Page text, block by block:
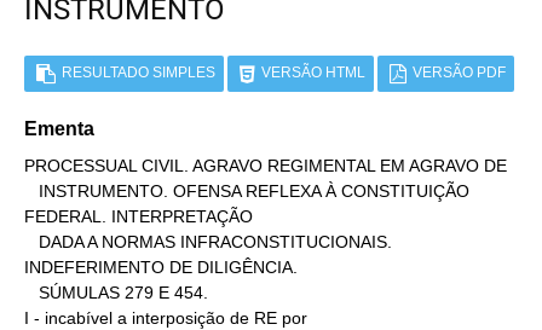
INSTRUMENTO
RESULTADO SIMPLES VERSÃO HTML VERSÃO PDF
Ementa
PROCESSUAL CIVIL. AGRAVO REGIMENTAL EM AGRAVO DE
FEDERAL. INTERPRETAÇÃO
INDEFERIMENTO DE DILIGÊNCIA.
I - incabível a interposição de RE por